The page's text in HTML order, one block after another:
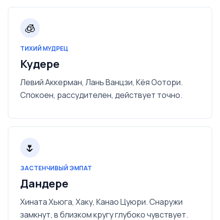
🧊
ТИХИЙ МУДРЕЦ
Кудере
Левий Аккерман, Лань Ванцзи, Кёя Оотори.
Спокоен, рассудителен, действует точно.
🌷
ЗАСТЕНЧИВЫЙ ЭМПАТ
Дандере
Хината Хьюга, Хаку, Канао Цуюри. Снаружи
замкнут, в близком кругу глубоко чувствует.